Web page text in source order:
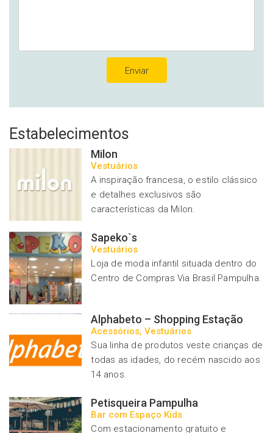
Estabelecimentos
Milon
Vestuários
A inspiração francesa, o estilo clássico
e detalhes exclusivos são
características da Milon.
Sapeko`s
Vestuários
Loja de moda infantil situada dentro do
Centro de Compras Via Brasil Pampulha.
Alphabeto – Shopping Estação
Acessórios, Vestuários
Sua linha de produtos veste crianças de
todas as idades, do recém nascido aos
14 anos.
Petisqueira Pampulha
Bar com Espaço Kids
Com estacionamento gratuito e